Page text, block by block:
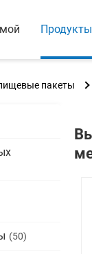
Продукты
пакеты
(50)